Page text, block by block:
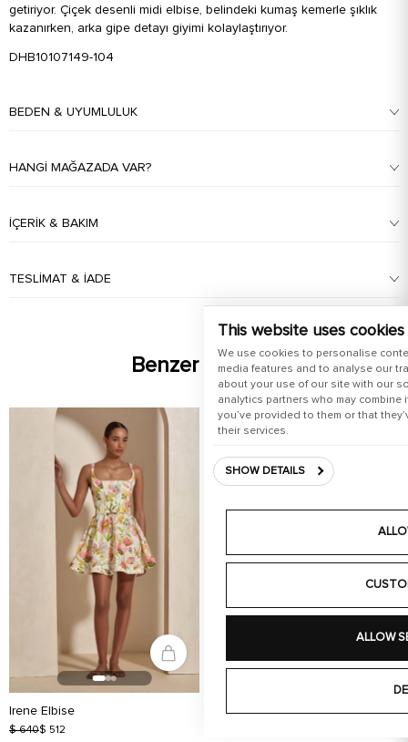
This website uses cookies
We use cookies to personalise
media features and to analyse our
about your use of our site with our
analytics partners who may
you’ve provided to them or that
their services.
SHOW DETAILS
ALLOW
getiriyor. Çiçek desenli midi elbise, belindeki kumaş kemerle şıklık
kazanırken, arka gipe detayı giyimi kolaylaştırıyor.
DHB10107149-104
BEDEN & UYUMLULUK
HANGI MAĞAZADA VAR?
İÇERIK & BAKIM
TESLIMAT & İADE
Benzer Ürünler
Irene Elbise
$ 640$ 512
Cora Elbise